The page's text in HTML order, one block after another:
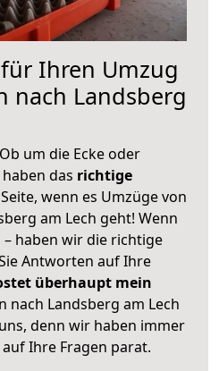
Ihren Umzug
nach Landsberg
um die Ecke oder
das richtige
wenn es Umzüge von
am Lech geht! Wenn
haben wir die richtige
Antworten auf Ihre
überhaupt mein
nach Landsberg am Lech
denn wir haben immer
Ihre Fragen parat.